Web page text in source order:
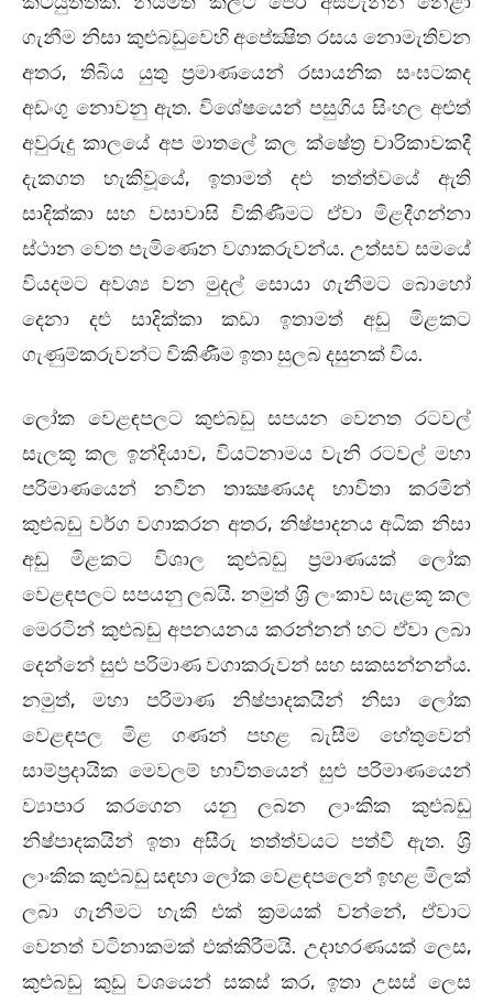
ගැනීම නිසා කුළුබඩුවෙහි අපේක්‍ෂිත රසය නොමැතිවන
අතර, තිබිය යුතු ප‍්‍රමාණයෙන් රසායනික සංඝටකද
අඩංගු නොවනු ඇත. විශේෂයෙන් පසුගිය සිංහල අළුත්
අවුරුදු කාලයේ අප මාතලේ කල ක්ෂේත‍්‍ර චාරිකාවකදී
දැකගත හැකිවූයේ, ඉතාමත් දළු තත්ත්වයේ ඇති
සාදික්කා සහ වසාවාසි විකිණීමට ඒවා මිළදීගන්නා
ස්ථාන වෙත පැමිණෙන වගාකරුවන්ය. උත්සව සමයේ
වියදමට අවශ්‍ය වන මුදල් සොයා ගැනීමට බොහෝ
දෙනා දළු සාදික්කා කඩා ඉතාමත් අඩු මිළකට
ගැණුම්කරුවන්ට විකිණීම ඉතා සුලබ දසුනක් විය.
ලෝක වෙළඳපලට කුළුබඩු සපයන වෙනත රටවල්
සැලකූ කල ඉන්දියාව, වියට්නාමය වැනි රටවල් මහා
පරිමාණයෙන් නවීන තාක්‍ෂණයද භාවිතා කරමින්
කුළුබඩු වර්ග වගාකරන අතර, නිෂ්පාදනය අධික නිසා
අඩු මිළකට විශාල කුළුබඩු ප්‍රමාණයක් ලෝක
වෙළඳපලට සපයනු ලබයි. නමුත් ශ‍්‍රි ලංකාව සැළකූ කල
මෙරටින් කුළුබඩු අපනයනය කරන්නන් හට ඒවා ලබා
දෙන්නේ සුළු පරිමාණ වගාකරුවන් සහ සකසන්නන්ය.
නමුත්, මහා පරිමාණ නිෂ්පාදකයින් නිසා ලෝක
වෙළඳපල මිළ ගණන් පහළ බැසීම හේතුවෙන්
සාම්ප‍්‍රදායික මෙවලම් භාවිතයෙන් සුළු පරිමාණයෙන්
ව්‍යාපාර කරගෙන යනු ලබන ලාංකික කුළුබඩු
නිෂ්පාදකයින් ඉතා අසීරු තත්ත්වයට පත්වී ඇත. ශ‍්‍රි
ලාංකික කුළුබඩු සඳහා ලෝක වෙළඳපලෙන් ඉහළ මිලක්
ලබා ගැනීමට හැකි එක් ක‍්‍රමයක් වන්නේ, ඒවාට
වෙනත් වටිනාකමක් එක්කිරීමයි. උදාහරණයක් ලෙස,
කුළුබඩු කුඩු වශයෙන් සකස් කර, ඉතා උසස් ලෙස